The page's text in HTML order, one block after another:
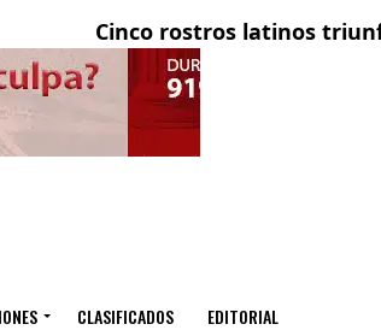
Cinco rostros latinos triunfan
CLASIFICADOS EDITORIAL